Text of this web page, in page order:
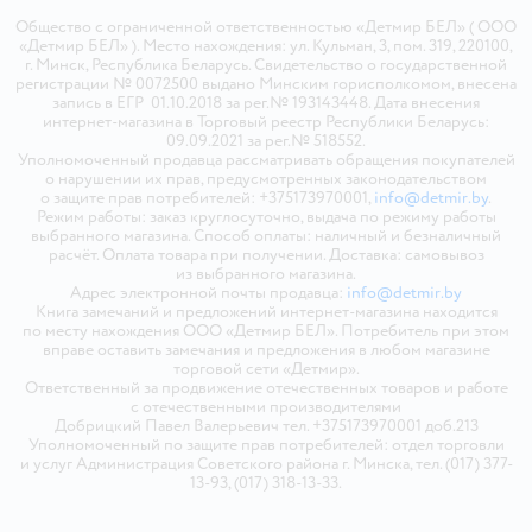
Общество с ограниченной ответственностью «Детмир БЕЛ» ( ООО
«Детмир БЕЛ» ). Место нахождения: ул. Кульман, 3, пом. 319, 220100,
г. Минск, Республика Беларусь. Свидетельство о государственной
регистрации № 0072500 выдано Минским горисполкомом, внесена
запись в ЕГР 01.10.2018 за рег.№ 193143448. Дата внесения
интернет-магазина в Торговый реестр Республики Беларусь:
09.09.2021 за рег.№ 518552.
Уполномоченный продавца рассматривать обращения покупателей
о нарушении их прав, предусмотренных законодательством
о защите прав потребителей: +375173970001, info@detmir.by.
Режим работы: заказ круглосуточно, выдача по режиму работы
выбранного магазина. Способ оплаты: наличный и безналичный
расчёт. Оплата товара при получении. Доставка: самовывоз
из выбранного магазина.
Адрес электронной почты продавца: info@detmir.by
Книга замечаний и предложений интернет-магазина находится
по месту нахождения ООО «Детмир БЕЛ». Потребитель при этом
вправе оставить замечания и предложения в любом магазине
торговой сети «Детмир».
Ответственный за продвижение отечественных товаров и работе
с отечественными производителями
Добрицкий Павел Валерьевич тел. +375173970001 доб.213
Уполномоченный по защите прав потребителей: отдел торговли
и услуг Администрация Советского района г. Минска, тел. (017) 377-
13-93, (017) 318-13-33.